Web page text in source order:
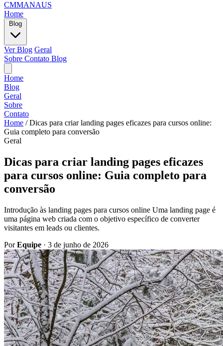
CMMANAUS
Home
Ver Blog Geral
Sobre Contato Blog
Home
Blog
Geral
Sobre
Contato
Home / Dicas para criar landing pages eficazes para cursos online:
Guia completo para conversão
Geral
Dicas para criar landing pages eficazes
para cursos online: Guia completo para
conversão
Introdução às landing pages para cursos online Uma landing page é
uma página web criada com o objetivo específico de converter
visitantes em leads ou clientes.
PorEquipe · 3 de junho de 2026